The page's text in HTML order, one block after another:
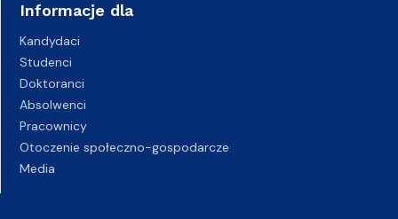
Informacje dla
Kandydaci
Studenci
Doktoranci
Absolwenci
Pracownicy
Otoczenie społeczno-gospodarcze
Media